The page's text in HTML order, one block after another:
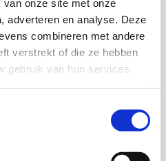
onze site met onze
adverteren en analyse. Deze
combineren met andere
verstrekt of die ze hebben
gebruik van hun services.
Centrum
Vereniging van
vormt mede de basis voor
Drie vliegen in